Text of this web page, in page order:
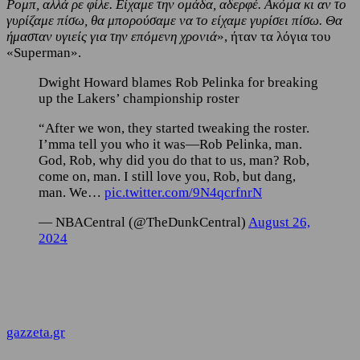
Ρομπ, αλλά ρε φίλε. Είχαμε την ομάδα, αδερφέ. Ακόμα κι αν το
γυρίζαμε πίσω, θα μπορούσαμε να το είχαμε γυρίσει πίσω. Θα
ήμασταν υγιείς για την επόμενη χρονιά», ήταν τα λόγια του
«Superman».
Dwight Howard blames Rob Pelinka for breaking
up the Lakers’ championship roster
“After we won, they started tweaking the roster.
I’mma tell you who it was—Rob Pelinka, man.
God, Rob, why did you do that to us, man? Rob,
come on, man. I still love you, Rob, but dang,
man. We… pic.twitter.com/9N4qcrfnrN
— NBACentral (@TheDunkCentral) August 26,
2024
gazzeta.gr